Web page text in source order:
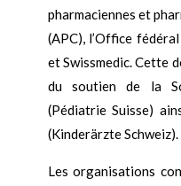
pharmaciennes et
(APC), l’Office
et Swissmedic. Cette
du soutien de la
(Pédiatrie Suisse)
(Kinderärzte Schweiz).
Les organisations